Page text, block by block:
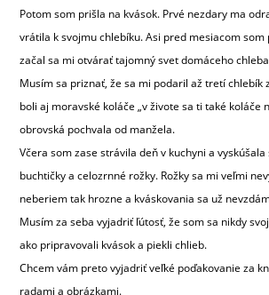
Potom som prišla na kvások. Prvé nezdary ma
vrátila k svojmu chlebíku. Asi pred mesiacom som
začal sa mi otvárať tajomný svet domáceho
Musím sa priznať, že sa mi podaril až tretí chlebík
boli aj moravské koláče „v živote sa ti také koláče
obrovská pochvala od manžela.
Včera som zase strávila deň v kuchyni a
buchtičky a celozrnné rožky. Rožky sa mi veľmi
neberiem tak hrozne a kváskovania sa už
Musím za seba vyjadriť ľútosť, že som sa nikdy
ako pripravovali kvások a piekli chlieb.
Chcem vám preto vyjadriť veľké poďakovanie za
radami a obrázkami.